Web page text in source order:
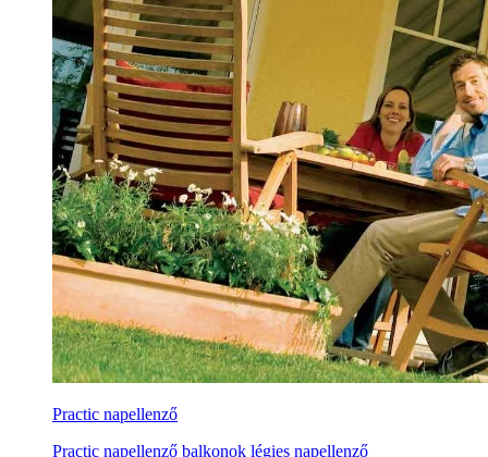
Practic napellenző
Practic napellenző balkonok légies napellenző